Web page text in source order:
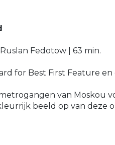
Fedotow | 63 min.
for Best First Feature
van Moskou
beeld op van deze